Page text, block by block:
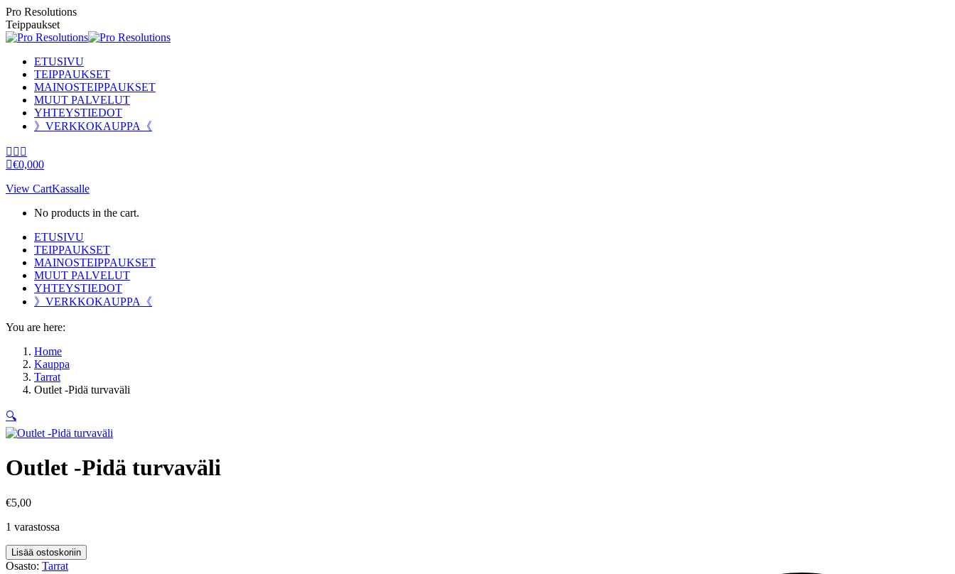
Skip
to
content
Pro Resolutions
Teippaukset
ETUSIVU
TEIPPAUKSET
MAINOSTEIPPAUKSET
MUUT PALVELUT
YHTEYSTIEDOT
》VERKKOKAUPPA《
Facebook
page
in
window
Instagram
page
in
window
page
in
window
€0,000
View CartKassalle
No products in the cart.
ETUSIVU
TEIPPAUKSET
MAINOSTEIPPAUKSET
MUUT PALVELUT
YHTEYSTIEDOT
》VERKKOKAUPPA《
You are here:
Home
Kauppa
Tarrat
Outlet -Pidä turvaväli
🔍
Outlet -Pidä turvaväli
€5,00
1 varastossa
Outlet
-
Lisää ostoskoriin
Osasto: Tarrat